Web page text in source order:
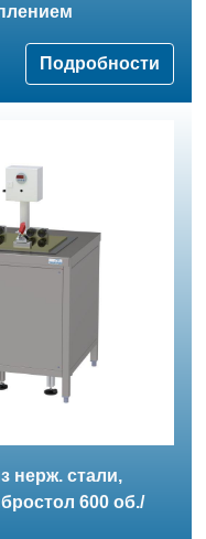
Подробности
нерж. стали,
600 об./